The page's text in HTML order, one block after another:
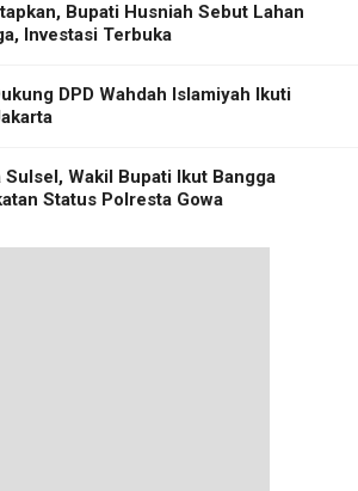
Bupati Husniah Sebut Lahan
Investasi Terbuka
DPD Wahdah Islamiyah Ikuti
Sulsel, Wakil Bupati Ikut Bangga
Status Polresta Gowa